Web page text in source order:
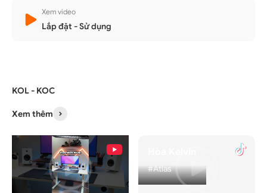
Xem video
Lắp đặt - Sử dụng
KOL - KOC
Xem thêm
#Atlas